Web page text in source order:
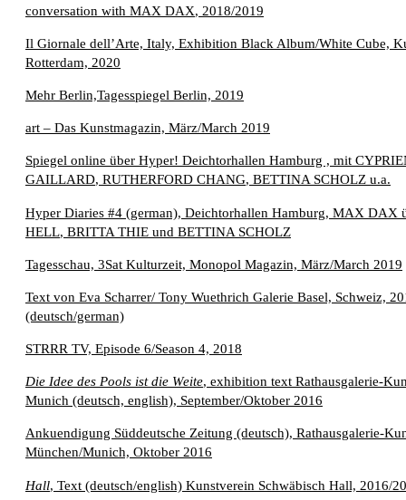
conversation with MAX DAX, 2018/2019
Il Giornale dell’Arte, Italy, Exhibition Black Album/White Cube,
Rotterdam, 2020
Mehr Berlin,Tagesspiegel Berlin, 2019
art – Das Kunstmagazin, März/March 2019
Spiegel online über Hyper! Deichtorhallen Hamburg , mit
GAILLARD, RUTHERFORD CHANG, BETTINA SCHOLZ u.a.
Hyper Diaries #4 (german), Deichtorhallen Hamburg, MAX DAX
HELL, BRITTA THIE und BETTINA SCHOLZ
Tagesschau, 3Sat Kulturzeit, Monopol Magazin, März/March 2019
Text von Eva Scharrer/ Tony Wuethrich Galerie Basel, Schweiz,
(deutsch/german)
STRRR TV, Episode 6/Season 4, 2018
Die Idee des Pools ist die Weite, exhibition text Rathausgalerie-
Munich (deutsch, english), September/Oktober 2016
Ankuendigung Süddeutsche Zeitung (deutsch), Rathausgalerie-
München/Munich, Oktober 2016
Hall, Text (deutsch/english) Kunstverein Schwäbisch Hall, 2016/